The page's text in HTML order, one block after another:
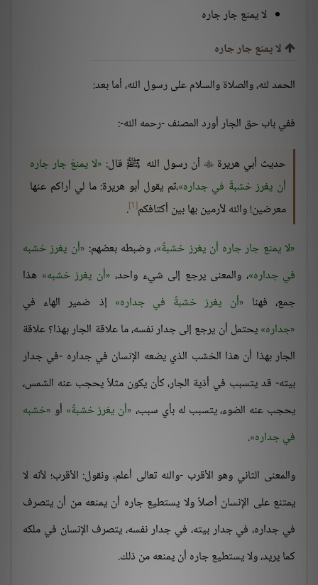
لا يمنع جار جاره
لا يمنع جار جاره
الحمد لله، والصلاة والسلام على رسول الله، أما بعد:
ففي باب حق الجار أورد المصنف -رحمه الله-:
حديث أبي هريرة أن رسول الله ﷺ قال: لا يمنعْ جار جاره
أن يغرز خشبةً في جداره ،ثم يقول أبو هريرة: ما لي أراكم عنها
معرضين! والله لأرمين بها بين أكتافكم[1]
.
لا يمنع جار جاره أن يغرز خشبةً ، وضبطه بعضهم: أن يغرز خشبه
في جداره ، والمعنى يرجع إلى شيء واحد، أن يغرز خشبه هذا
جمع، فهنا
أن يغرز خشبةً في جداره
إذ ضمير الهاء في
جداره يحتمل أن يرجع إلى جدار نفسه، ما علاقة الجار بهذا؟ علاقة
الجار بهذا أن هذا الخشب الذي يضعه الإنسان في جداره -في جدار
بيته- قد يتسبب في أذية الجار، كأن يكون مثلاً يحجب عنه الشمس،
يحجب عنه الضوء، يتسبب له بأي سبب، أن يغرز خشبةً أو خشبه
في جداره .
والمعنى الثاني وهو الأقرب -والله تعالى أعلم، ونقول: الأقرب؛ لأنه لا
يمتنع على الإنسان أصلاً ولا يستطيع جاره أن يمنعه من أن يتصرف
في جداره، في جدار بيته، في جدار نفسه، يتصرف الإنسان في ملكه
كما يريد، ولا يستطيع جاره أن يمنعه من ذلك.